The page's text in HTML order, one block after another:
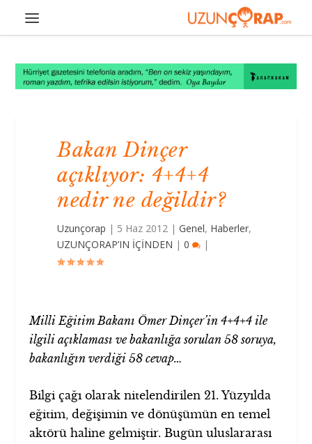
Bakan Dinçer
açıklıyor: 4+4+4
nedir ne değildir?
Uzunçorap | 5 Haz 2012 |Genel, Haberler,
UZUNÇORAP’IN İÇİNDEN |0 |
Milli Eğitim Bakanı Ömer Dinçer’in 4+4+4 ile
ilgili açıklaması ve bakanlığa sorulan 58 soruya,
bakanlığın verdiği 58 cevap…
Bilgi çağı olarak nitelendirilen 21. Yüzyılda
eğitim, değişimin ve dönüşümün en temel
aktörü haline gelmiştir. Bugün uluslararası